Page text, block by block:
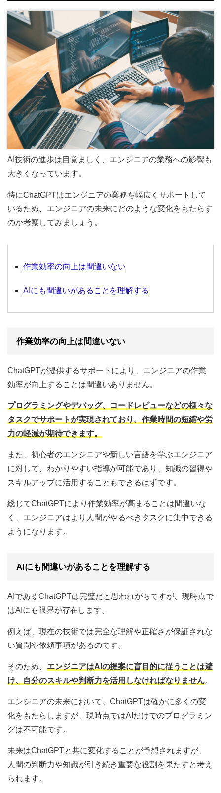
AI技術の進歩は目覚ましく、エンジニアの業務への影響も
大きくなっています。
特にChatGPTはエンジニアの業務を幅広くサポートして
いるため、エンジニアの未来にどのような変化をもたらす
のか考察してみましょう。
作業効率の向上は間違いない
AIにも間違いがあることを理解する
作業効率の向上は間違いない
ChatGPTが提供するサポートにより、エンジニアの作業
効率が向上することは間違いありません。
プログラミングやデバッグ、コードレビューなどの様々な
タスクでサポートが実現されており、作業時間の短縮や労
力の軽減が期待できます。
また、初心者のエンジニアや新しい言語を学ぶエンジニア
に対して、わかりやすい指導が可能であり、知識の習得や
スキルアップに活用することもできるはずです。
総じてChatGPTにより作業効率が高まることは間違いな
く、エンジニアはより人間がやるべきタスクに集中できる
ようになります。
AIにも間違いがあることを理解する
AIであるChatGPTは完璧だと思われがちですが、現時点で
はAIにも限界が存在します。
例えば、現在の技術では完全な理解や正確さが保証されな
い質問や依頼事項があるのです。
そのため、 エンジニアはAIの提案に盲目的に従うことは避
け、自分のスキルや判断力を活用しなければなりません。
エンジニアの未来において、ChatGPTは確かに多くの変
化をもたらしますが、現時点ではAIだけでのプログラミン
グは不可能です。
未来はChatGPTと共に変化することが予想されますが、
人間の判断力や知識が引き続き重要な役割を果たすと考え
られます。